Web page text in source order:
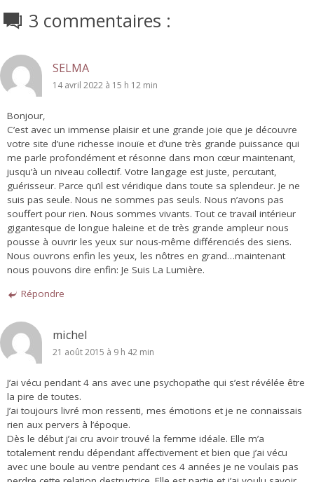
3 commentaires :
SELMA
14 avril 2022 à 15 h 12 min
Bonjour,
C’est avec un immense plaisir et une grande joie que je découvre
votre site d’une richesse inouïe et d’une très grande puissance qui
me parle profondément et résonne dans mon cœur maintenant,
jusqu’à un niveau collectif. Votre langage est juste, percutant,
guérisseur. Parce qu’il est véridique dans toute sa splendeur. Je ne
suis pas seule. Nous ne sommes pas seuls. Nous n’avons pas
souffert pour rien. Nous sommes vivants. Tout ce travail intérieur
gigantesque de longue haleine et de très grande ampleur nous
pousse à ouvrir les yeux sur nous-même différenciés des siens.
Nous ouvrons enfin les yeux, les nôtres en grand…maintenant
nous pouvons dire enfin: Je Suis La Lumière.
Répondre
michel
21 août 2015 à 9 h 42 min
J’ai vécu pendant 4 ans avec une psychopathe qui s’est révélée être
la pire de toutes.
J’ai toujours livré mon ressenti, mes émotions et je ne connaissais
rien aux pervers à l’époque.
Dès le début j’ai cru avoir trouvé la femme idéale. Elle m’a
totalement rendu dépendant affectivement et bien que j’ai vécu
avec une boule au ventre pendant ces 4 années je ne voulais pas